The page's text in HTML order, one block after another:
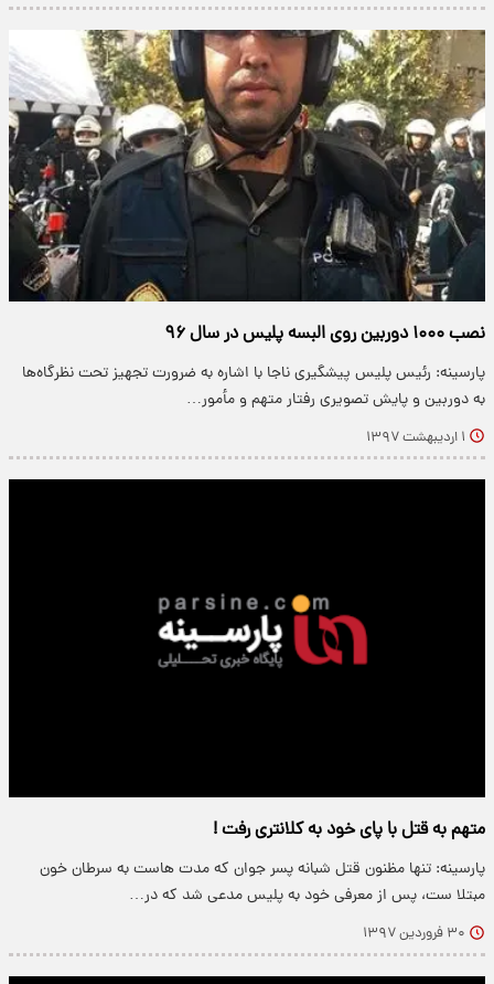
نصب ۱۰۰۰ دوربین روی البسه پلیس در سال ۹۶
پارسینه: رئیس پلیس پیشگیری ناجا با اشاره به ضرورت تجهیز تحت نظرگاه‌ها
به دوربین و پایش تصویری رفتار متهم و مأمور…
۱ اردیبهشت ۱۳۹۷
متهم به قتل با پای خود به کلانتری رفت !
پارسینه: تنها مظنون قتل شبانه پسر جوان که مدت هاست به سرطان خون
مبتلا ست، پس از معرفی خود به پلیس مدعی شد که در…
۳۰ فروردین ۱۳۹۷